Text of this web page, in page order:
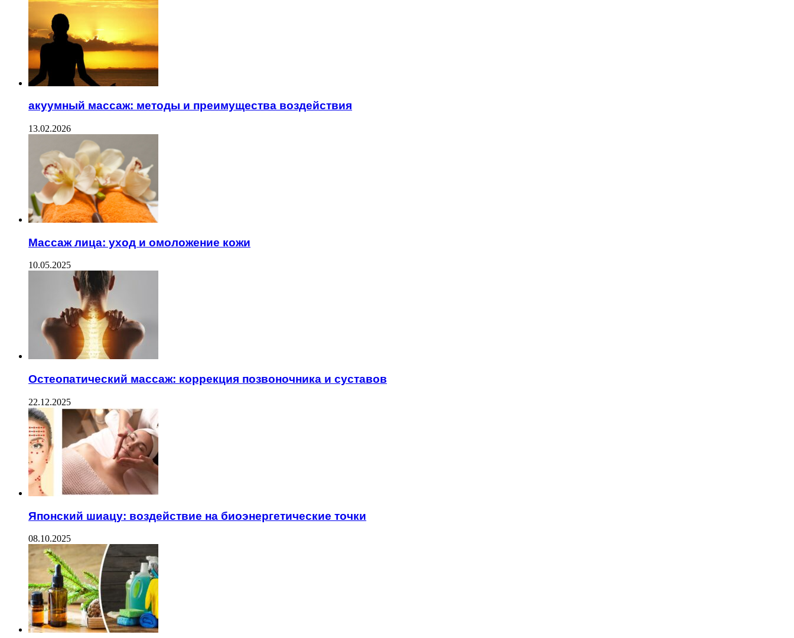
акуумный массаж: методы и преимущества воздействия
13.02.2026
Массаж лица: уход и омоложение кожи
10.05.2025
Остеопатический массаж: коррекция позвоночника и суставов
22.12.2025
Японский шиацу: воздействие на биоэнергетические точки
08.10.2025